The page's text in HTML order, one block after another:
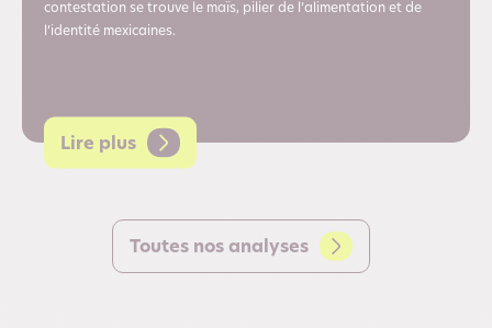
contestation se trouve le maïs, pilier de l’alimentation et de
l’identité mexicaines.
Lire plus
Toutes nos analyses